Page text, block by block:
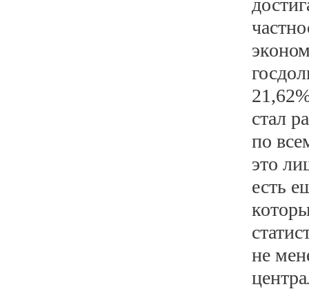
стал
по
это
есть
не